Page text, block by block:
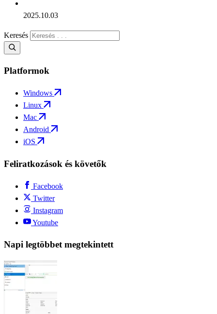
2025.10.03
Keresés
Platformok
Windows
Linux
Mac
Android
iOS
Feliratkozások és követők
Facebook
Twitter
Instagram
Youtube
Napi legtöbbet megtekintett